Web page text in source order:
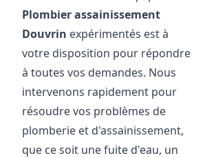
Plombier assainissement
Douvrin expérimentés est à
votre disposition pour répondre
à toutes vos demandes. Nous
intervenons rapidement pour
résoudre vos problèmes de
plomberie et d'assainissement,
que ce soit une fuite d'eau, un